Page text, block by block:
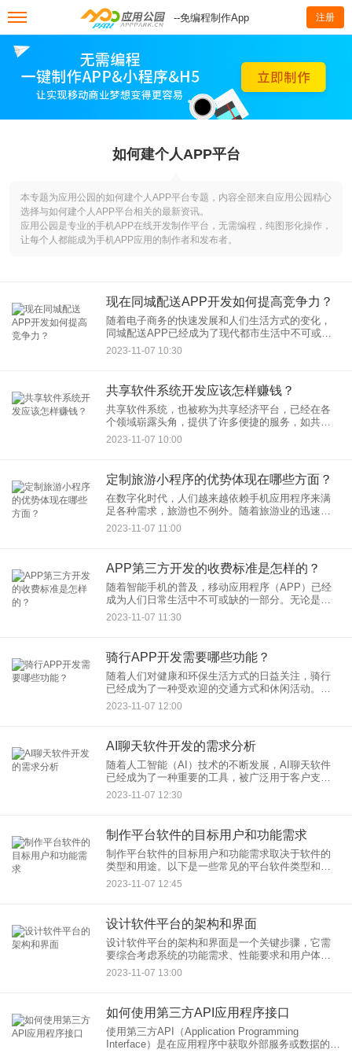
--免编程制作App 注册
如何建个人APP平台
本专题为应用公园的如何建个人APP平台专题，内容全部来自应用公园精心
选择与如何建个人APP平台相关的最新资讯。
应用公园是专业的手机APP在线开发制作平台，无需编程，纯图形化操作，
让每个人都能成为手机APP应用的制作者和发布者。
现在同城配送APP开发如何提高竞争力？
随着电子商务的快速发展和人们生活方式的变化，
同城配送APP已经成为了现代都市生活中不可或缺
的一部分。无论是食品外卖、快递送货还是药品配
送，同城配送APP提供了便捷、高效的解决方案，
2023-11-07 10:30
共享软件系统开发应该怎样赚钱？
共享软件系统，也被称为共享经济平台，已经在各
个领域崭露头角，提供了许多便捷的服务，如共享
出行、共享住宿、共享办公等。然而，要使这些共
享平台成功运营并取得长期的发展，需要精心规划
2023-11-07 10:00
定制旅游小程序的优势体现在哪些方面？
在数字化时代，人们越来越依赖手机应用程序来满
足各种需求，旅游也不例外。随着旅游业的迅速发
展，定制旅游小程序已经成为了旅行服务提供商和
旅游者之间的桥梁。这种小程序的优势在于它们能
2023-11-07 11:00
APP第三方开发的收费标准是怎样的？
随着智能手机的普及，移动应用程序（APP）已经
成为人们日常生活中不可或缺的一部分。无论是社
交媒体、电子商务、娱乐或生产力工具，各种类型
的APP不断涌现，满足着用户的各种需求。然而，
2023-11-07 11:30
骑行APP开发需要哪些功能？
随着人们对健康和环保生活方式的日益关注，骑行
已经成为了一种受欢迎的交通方式和休闲活动。骑
行APP应运而生，为骑行者提供了许多有用的功
能，从路线规划到健康跟踪。如果您考虑开发一款
2023-11-07 12:00
AI聊天软件开发的需求分析
随着人工智能（AI）技术的不断发展，AI聊天软件
已经成为了一种重要的工具，被广泛用于客户支
持、虚拟助手、在线销售和更多领域。要成功开发
一款AI聊天软件，首先需要进行仔细的需求分析，
2023-11-07 12:30
制作平台软件的目标用户和功能需求
制作平台软件的目标用户和功能需求取决于软件的
类型和用途。以下是一些常见的平台软件类型和它
们可能的目标用户和功能需求的示例： 社交媒体平
台：
2023-11-07 12:45
设计软件平台的架构和界面
设计软件平台的架构和界面是一个关键步骤，它需
要综合考虑系统的功能需求、性能要求和用户体
验。以下是一些建议，可用于设计软件平台的架构
和界面： 架构设计：
2023-11-07 13:00
如何使用第三方API应用程序接口
使用第三方API（Application Programming
Interface）是在应用程序中获取外部服务或数据的常